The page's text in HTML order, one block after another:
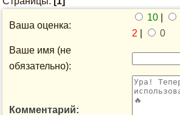
Ваша оценка:
10
2
0
Ваше имя (не
обязательно):
Комментарий: